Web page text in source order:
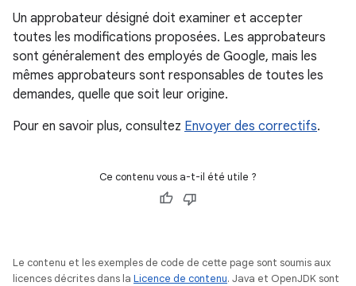
Un approbateur désigné doit examiner et accepter
toutes les modifications proposées. Les approbateurs
sont généralement des employés de Google, mais les
mêmes approbateurs sont responsables de toutes les
demandes, quelle que soit leur origine.
Pour en savoir plus, consultez Envoyer des correctifs.
Ce contenu vous a-t-il été utile ?
Le contenu et les exemples de code de cette page sont soumis aux
licences décrites dans la Licence de contenu. Java et OpenJDK sont